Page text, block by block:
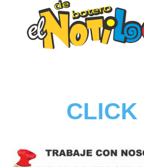
CLICK